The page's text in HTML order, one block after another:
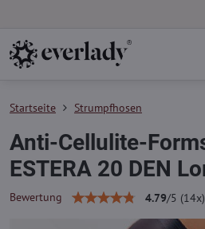
Startseite Strumpfhosen
Anti-Cellulite-
ESTERA 20 DEN
Bewertung 4.79/5 (14x)